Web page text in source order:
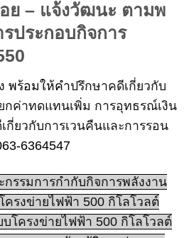
ย – แจ้งวัฒนะ ตามพ
ประกอบกิจการ
พร้อมให้คำปรึกษาคดีเกี่ยวกับ
กค่าทดแทนเพิ่ม การอุทธรณ์เงิน
ยวกับการเวนคืนและการรอน
6364547
รรมการกำกับกิจการพลังงาน
ครงข่ายไฟฟ้า 500 กิโลโวลต์
โครงข่ายไฟฟ้า 500 กิโลโวลต์